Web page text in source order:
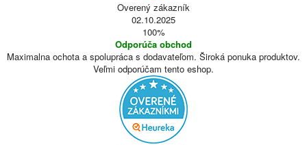
Overený zákazník
02.10.2025
100%
Odporúča obchod
Maximalna ochota a spolupráca s dodavateľom. Široká ponuka produktov.
Veľmi odporúčam tento eshop.